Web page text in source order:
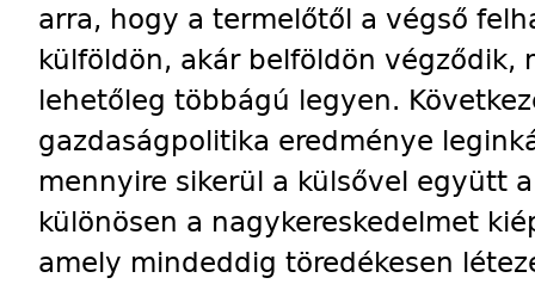
arra, hogy a termelőtől a végső
külföldön, akár belföldön végződik,
lehetőleg többágú legyen.
gazdaságpolitika eredménye
mennyire sikerül a külsővel együtt
különösen a nagykereskedelmet
amely mindeddig töredékesen